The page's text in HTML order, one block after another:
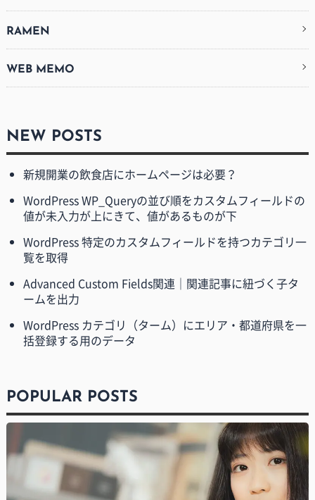
RAMEN
WEB MEMO
NEW POSTS
新規開業の飲食店にホームページは必要？
WordPress WP_Queryの並び順をカスタムフィールドの
値が未入力が上にきて、値があるものが下
WordPress 特定のカスタムフィールドを持つカテゴリ一
覧を取得
Advanced Custom Fields関連｜関連記事に紐づく子タ
ームを出力
WordPress カテゴリ（ターム）にエリア・都道府県を一
括登録する用のデータ
POPULAR POSTS